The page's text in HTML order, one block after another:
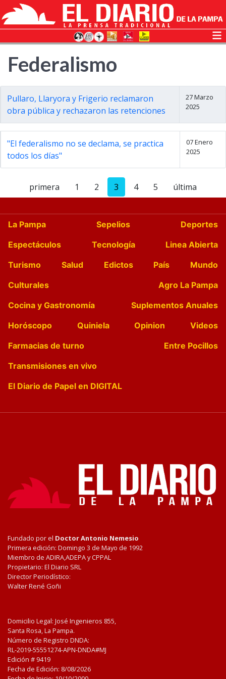
Federalismo
Pullaro, Llaryora y Frigerio reclamaron
obra pública y rechazaron las retenciones
27 Marzo
2025
"El federalismo no se declama, se practica
todos los días"
07 Enero
2025
primera 1 2 3 4 5 última
La Pampa Sepelios
Deportes
Espectáculos
Tecnología
Linea Abierta
Turismo
Salud Edictos País
Mundo
Culturales
Agro La Pampa
Cocina y Gastronomía
Suplementos Anuales
Horóscopo
Quiniela Opinion
Videos
Farmacias de turno
Entre Pocillos
Transmisiones en vivo
El Diario de Papel en DIGITAL
Fundado por el Doctor Antonio Nemesio
Primera edición: Domingo 3 de Mayo de 1992
Miembro de ADIRA,ADEPA y CPPAL
Propietario: El Diario SRL
Director Periodístico:
Walter René Goñi
Domicilio Legal: José Ingenieros 855,
Santa Rosa, La Pampa.
Número de Registro DNDA:
RL-2019-55551274-APN-DNDA#MJ
Edición # 9419
Fecha de Edición: 8/08/2026